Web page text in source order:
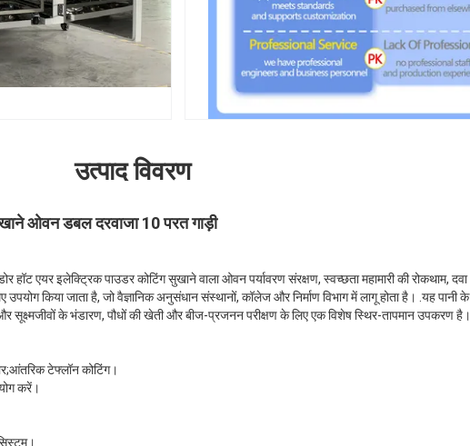
उत्पाद विवरण
ओवन डबल दरवाजा 10 परत गाड़ी
हॉट एयर इलेक्ट्रिक पाउडर कोटिंग सुखाने वाला ओवन पर्यावरण संरक्षण, स्वच्छता महामारी की रोकथाम, दवा
किया जाता है, जो वैज्ञानिक अनुसंधान संस्थानों, कॉलेज और निर्माण विभाग में लागू होता है। .यह पानी के
सूक्ष्मजीवों के भंडारण, पौधों की खेती और बीज-प्रजनन परीक्षण के लिए एक विशेष स्थिर-तापमान उपकरण है।
टेफ्लॉन कोटिंग।
करें।